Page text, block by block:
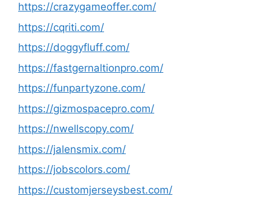
https://crazygameoffer.com/
https://cqriti.com/
https://doggyfluff.com/
https://fastgernaltionpro.com/
https://funpartyzone.com/
https://gizmospacepro.com/
https://nwellscopy.com/
https://jalensmix.com/
https://jobscolors.com/
https://customjerseysbest.com/